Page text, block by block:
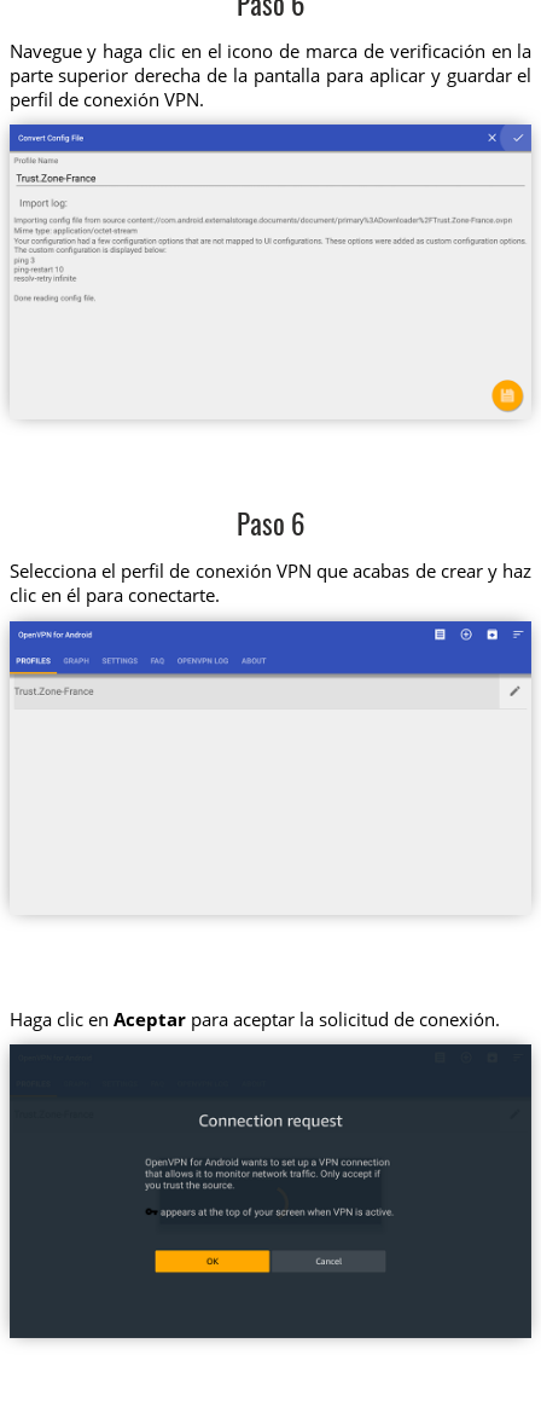
Paso 6
Navegue y haga clic en el icono de marca de verificación en la
parte superior derecha de la pantalla para aplicar y guardar el
perfil de conexión VPN.
Paso 6
Selecciona el perfil de conexión VPN que acabas de crear y haz
clic en él para conectarte.
Haga clic en Aceptarpara aceptar la solicitud de conexión.